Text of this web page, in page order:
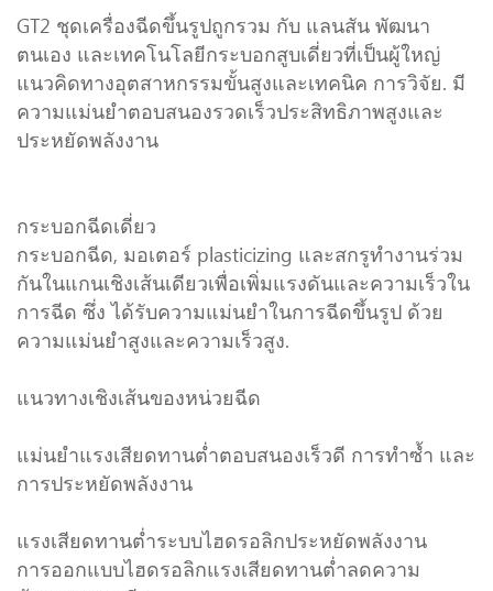
GT2 ชุดเครื่องฉีดขึ้นรูปถูกรวม กับ แลนสัน พัฒนา
ตนเอง และเทคโนโลยีกระบอกสูบเดี่ยวที่เป็นผู้ใหญ่
แนวคิดทางอุตสาหกรรมขั้นสูงและเทคนิค การวิจัย. มี
ความแม่นยำตอบสนองรวดเร็วประสิทธิภาพสูงและ
ประหยัดพลังงาน
กระบอกฉีดเดี่ยว
กระบอกฉีด, มอเตอร์ plasticizing และสกรูทำงานร่วม
กันในแกนเชิงเส้นเดียวเพื่อเพิ่มแรงดันและความเร็วใน
การฉีด ซึ่ง ได้รับความแม่นยำในการฉีดขึ้นรูป ด้วย
ความแม่นยำสูงและความเร็วสูง.
แนวทางเชิงเส้นของหน่วยฉีด
แม่นยำแรงเสียดทานต่ำตอบสนองเร็วดี การทำซ้ำ และ
การประหยัดพลังงาน
แรงเสียดทานต่ำระบบไฮดรอลิกประหยัดพลังงาน
การออกแบบไฮดรอลิกแรงเสียดทานต่ำลดความ